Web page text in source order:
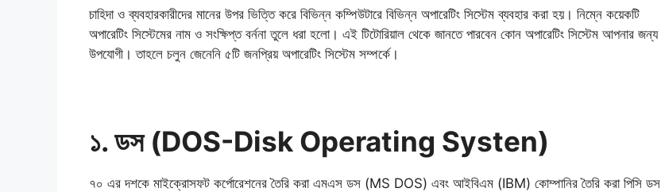
চাহিদা ও ব্যবহারকারীদের মানের উপর ভিত্তি করে বিভিন্ন কম্পিউটারে বিভিন্ন অপারেটিং সিস্টেম ব্যবহার করা হয়। নিম্নে কয়েকটি
অপারেটিং সিস্টেমের নাম ও সংক্ষিপ্ত বর্ননা তুলে ধরা হলো। এই টিটোরিয়াল থেকে জানতে পারবেন কোন অপারেটিং সিস্টেম আপনার জন্য
উপযোগী। তাহলে চলুন জেনেনি ৫টি জনপ্রিয় অপারেটিং সিস্টেম সম্পর্কে।
১. ডস (DOS-Disk Operating Systen)
৭০ এর দশকে মাইক্রোসফট কর্পোরেশনের তৈরি করা এমএস ডস (MS DOS) এবং আইবিএম (IBM) কোম্পানির তৈরি করা পিসি ডস